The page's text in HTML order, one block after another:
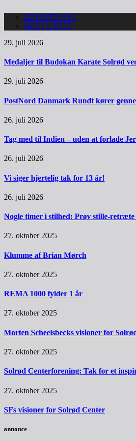
SENESTE NYT
MEST LÆSTE
29. juli 2026
Medaljer til Budokan Karate Solrød
29. juli 2026
PostNord Danmark Rundt kører
26. juli 2026
Tag med til Indien – uden at forlade
26. juli 2026
Vi siger hjertelig tak for 13 år!
26. juli 2026
Nogle timer i stilhed: Prøv stille-
27. oktober 2025
Klumme af Brian Mørch
27. oktober 2025
REMA 1000 fylder 1 år
27. oktober 2025
Morten Scheelsbecks visioner for
27. oktober 2025
Solrød Centerforening: Tak for et
27. oktober 2025
SFs visioner for Solrød Center
annonce